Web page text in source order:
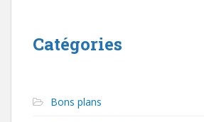
Catégories
Bons plans